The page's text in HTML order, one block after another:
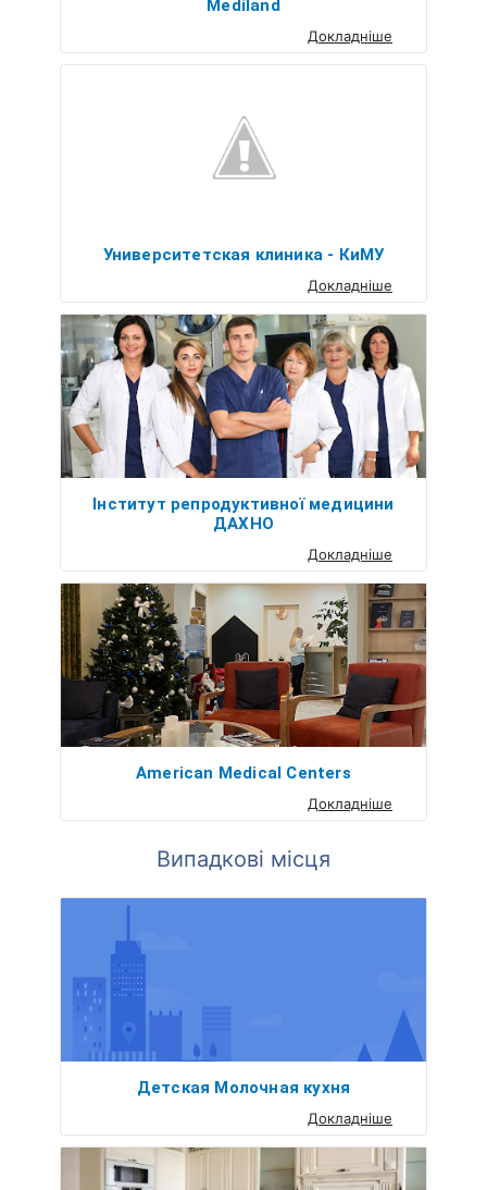
Mediland
Докладніше
Университетская клиника - КиМУ
Докладніше
Інститут репродуктивної медицини
ДАХНО
Докладніше
American Medical Centers
Докладніше
Випадкові місця
Детская Молочная кухня
Докладніше